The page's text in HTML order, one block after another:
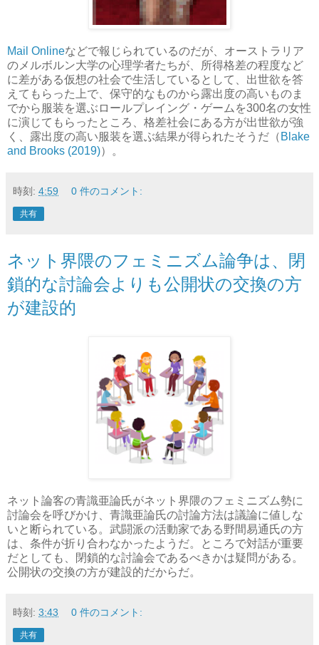
Mail Onlineなどで報じられているのだが、オーストラリア
のメルボルン大学の心理学者たちが、所得格差の程度など
に差がある仮想の社会で生活しているとして、出世欲を答
えてもらった上で、保守的なものから露出度の高いものま
でから服装を選ぶロールプレイング・ゲームを300名の女性
に演じてもらったところ、格差社会にある方が出世欲が強
く、露出度の高い服装を選ぶ結果が得られたそうだ（ Blake
and Brooks (2019)）。
時刻: 4:59 0 件のコメント:
共有
ネット界隈のフェミニズム論争は、閉
鎖的な討論会よりも公開状の交換の方
が建設的
ネット論客の青識亜論氏がネット界隈のフェミニズム勢に
討論会を呼びかけ、青識亜論氏の討論方法は議論に値しな
いと断られている。武闘派の活動家である野間易通氏の方
は、条件が折り合わなかったようだ。ところで対話が重要
だとしても、閉鎖的な討論会であるべきかは疑問がある。
公開状の交換の方が建設的だからだ。
時刻: 3:43 0 件のコメント:
共有